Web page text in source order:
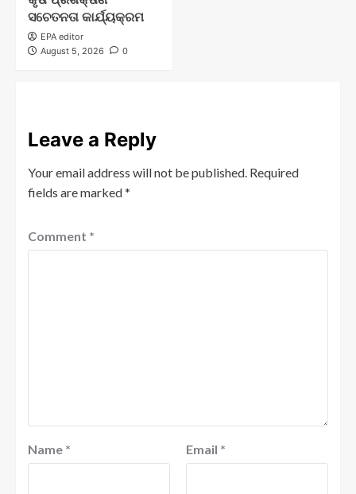
ସଚେତନତା କାର୍ଯ୍ୟକ୍ରମ
EPA editor
August 5, 2026
0
Leave a Reply
Your email address will not be published. Required
fields are marked*
Comment *
Name * Email *